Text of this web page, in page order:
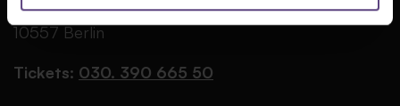
Große Querallee
10557 Berlin
Tickets: 030. 390 665 50